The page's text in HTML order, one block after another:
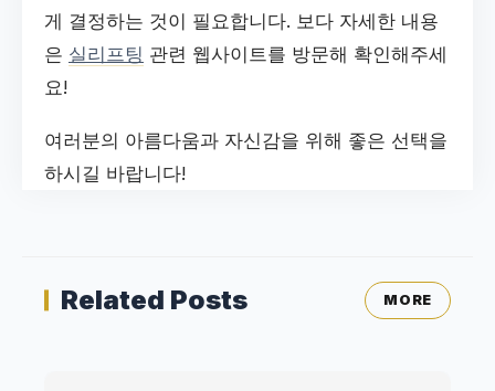
게 결정하는 것이 필요합니다. 보다 자세한 내용
은 실리프팅 관련 웹사이트를 방문해 확인해주세
요!
여러분의 아름다움과 자신감을 위해 좋은 선택을
하시길 바랍니다!
Related Posts MORE